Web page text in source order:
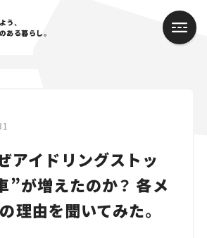
う、
ある暮らし。
アイドリングストッ
”が増えたのか？ 各メ
理由を聞いてみた。